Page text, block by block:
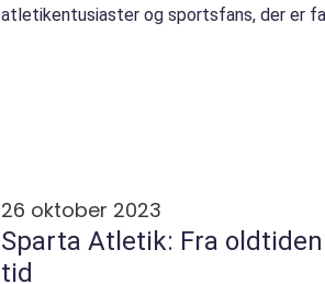
atletikentusiaster og sportsfans, der er
26 oktober 2023
Sparta Atletik: Fra
tid